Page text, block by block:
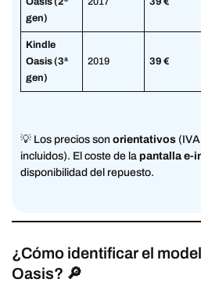
gen)
Kindle
Oasis (3ª
gen)
2019 39 €
💡 Los precios son orientativos(IVA
incluidos). El coste de la pantalla e-
disponibilidad del repuesto.
¿Cómo identificar el
Oasis? 🔎